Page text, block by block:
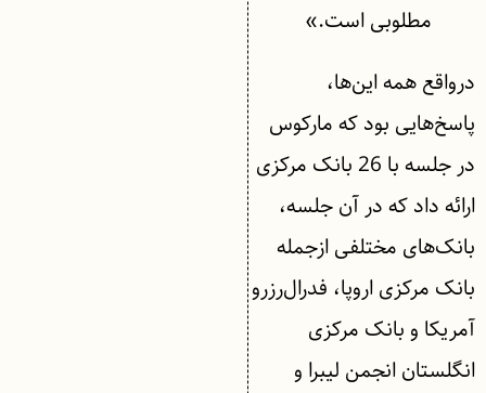
مطلوبی است.»
درواقع همه این‌ها،
پاسخ‌هایی بود که مارکوس
در جلسه با 26 بانک مرکزی
ارائه داد که در آن جلسه،
بانک‌های مختلفی ازجمله
بانک مرکزی اروپا، فدرال‌رزرو
آمریکا و بانک مرکزی
انگلستان انجمن لیبرا و